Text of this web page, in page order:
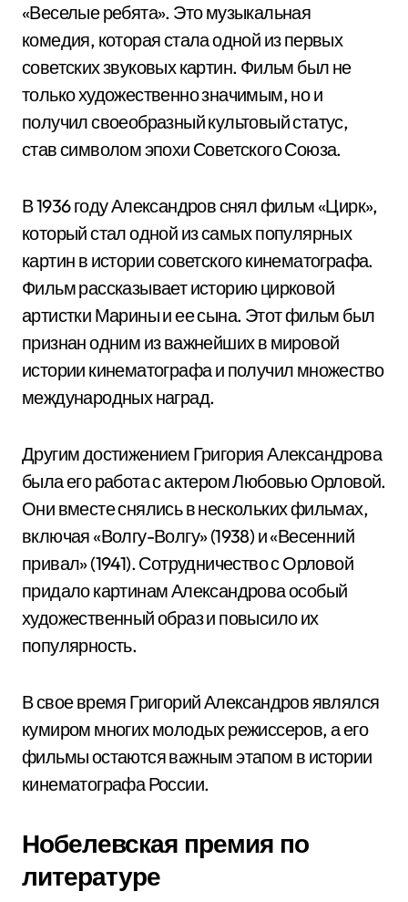
«Веселые ребята». Это музыкальная
комедия, которая стала одной из первых
советских звуковых картин. Фильм был не
только художественно значимым, но и
получил своеобразный культовый статус,
став символом эпохи Советского Союза.
В 1936 году Александров снял фильм «Цирк»,
который стал одной из самых популярных
картин в истории советского кинематографа.
Фильм рассказывает историю цирковой
артистки Марины и ее сына. Этот фильм был
признан одним из важнейших в мировой
истории кинематографа и получил множество
международных наград.
Другим достижением Григория Александрова
была его работа с актером Любовью Орловой.
Они вместе снялись в нескольких фильмах,
включая «Волгу-Волгу» (1938) и «Весенний
привал» (1941). Сотрудничество с Орловой
придало картинам Александрова особый
художественный образ и повысило их
популярность.
В свое время Григорий Александров являлся
кумиром многих молодых режиссеров, а его
фильмы остаются важным этапом в истории
кинематографа России.
Нобелевская премия по
литературе